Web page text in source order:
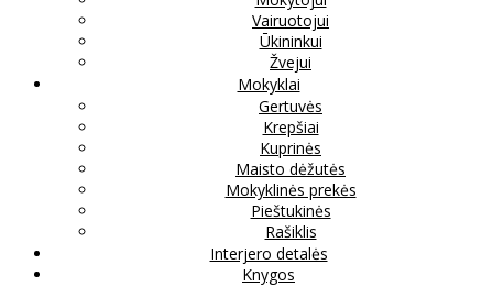
Vairuotojui
Ūkininkui
Žvejui
Mokyklai
Gertuvės
Krepšiai
Kuprinės
Maisto dėžutės
Mokyklinės prekės
Pieštukinės
Rašiklis
Interjero detalės
Knygos